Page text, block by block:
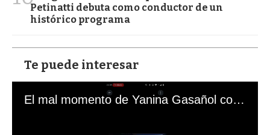
Petinatti debuta como conductor de un
histórico programa
Te puede interesar
El mal momento de Yanina Gasañol con un hincha argentino en "Subrayado"